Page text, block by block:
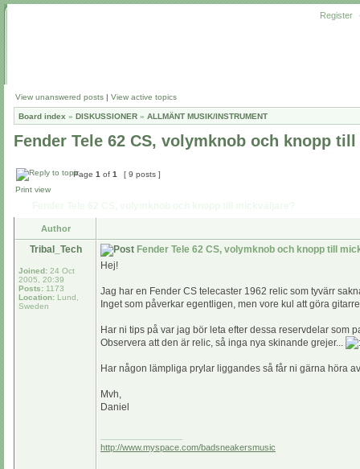
Register
View unanswered posts | View active topics
Board index » DISKUSSIONER » ALLMÄNT MUSIK/INSTRUMENT
Fender Tele 62 CS, volymknob och knopp
Page 1 of 1
[ 9 posts ]
Print view
Author
Tribal_Tech
Joined: 24 Oct
2005, 20:39
Posts: 1173
Location: Lund,
Sweden
Fender Tele 62 CS, volymknob och knopp till
Hej!
Jag har en Fender CS telecaster 1962 relic som tyvärr
Inget som påverkar egentligen, men vore kul att göra
Har ni tips på var jag bör leta efter dessa reservdelar som
Observera att den är relic, så inga nya skinande grejer...
Har någon lämpliga prylar liggandes så får ni gärna höra
Mvh,
Daniel
http://www.myspace.com/badsneakersmusic